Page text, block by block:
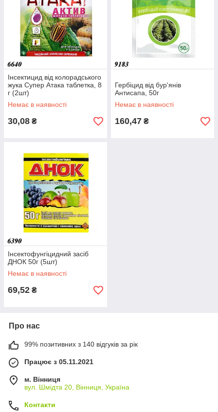
Інсектицид від колорадського
жука Супер Атака таблетка, 8
г (2шт)
Немає в наявності
30,08 ₴
Гербіцид від бур'янів
Антисапа, 50г
Немає в наявності
160,47 ₴
Інсектофунгіцидний засіб
ДНОК 50г (5шт)
Немає в наявності
69,52 ₴
Про нас
99% позитивних з 140 відгуків за рік
Працює з 05.11.2021
м. Вінниця
вул. Шмідта 20, Вінниця, Україна
Контакти